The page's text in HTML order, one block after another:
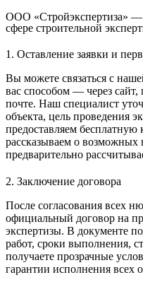
ООО «Стройэкспертиза»
сфере строительной
1. Оставление заявки и
Вы можете связаться с
вас способом — через
почте. Наш специалист
объекта, цель проведения
предоставляем
рассказываем о возможных
предварительно
2. Заключение договора
После согласования всех
официальный договор на
экспертизы. В документе
работ, сроки выполнения,
получаете прозрачные
гарантии исполнения всех